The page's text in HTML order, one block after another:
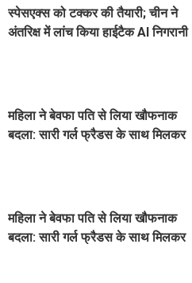
स्पेसएक्स को टक्कर की तैयारी; चीन ने
अंतरिक्ष में लांच किया हाईटैक AI निगरानी
महिला ने बेवफा पति से लिया खौफनाक
बदला: सारी गर्ल फ्रैडस के साथ मिलकर
महिला ने बेवफा पति से लिया खौफनाक
बदला: सारी गर्ल फ्रैडस के साथ मिलकर